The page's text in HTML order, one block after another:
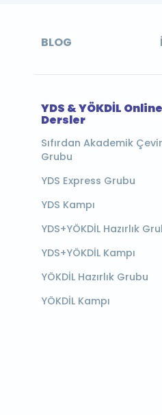
BLOG
YDS & YÖKDİL Online
Dersler
Sıfırdan Akademik
Grubu
YDS Express Grubu
YDS Kampı
YDS+YÖKDİL Hazırlık
YDS+YÖKDİL Kampı
YÖKDİL Hazırlık Grubu
YÖKDİL Kampı